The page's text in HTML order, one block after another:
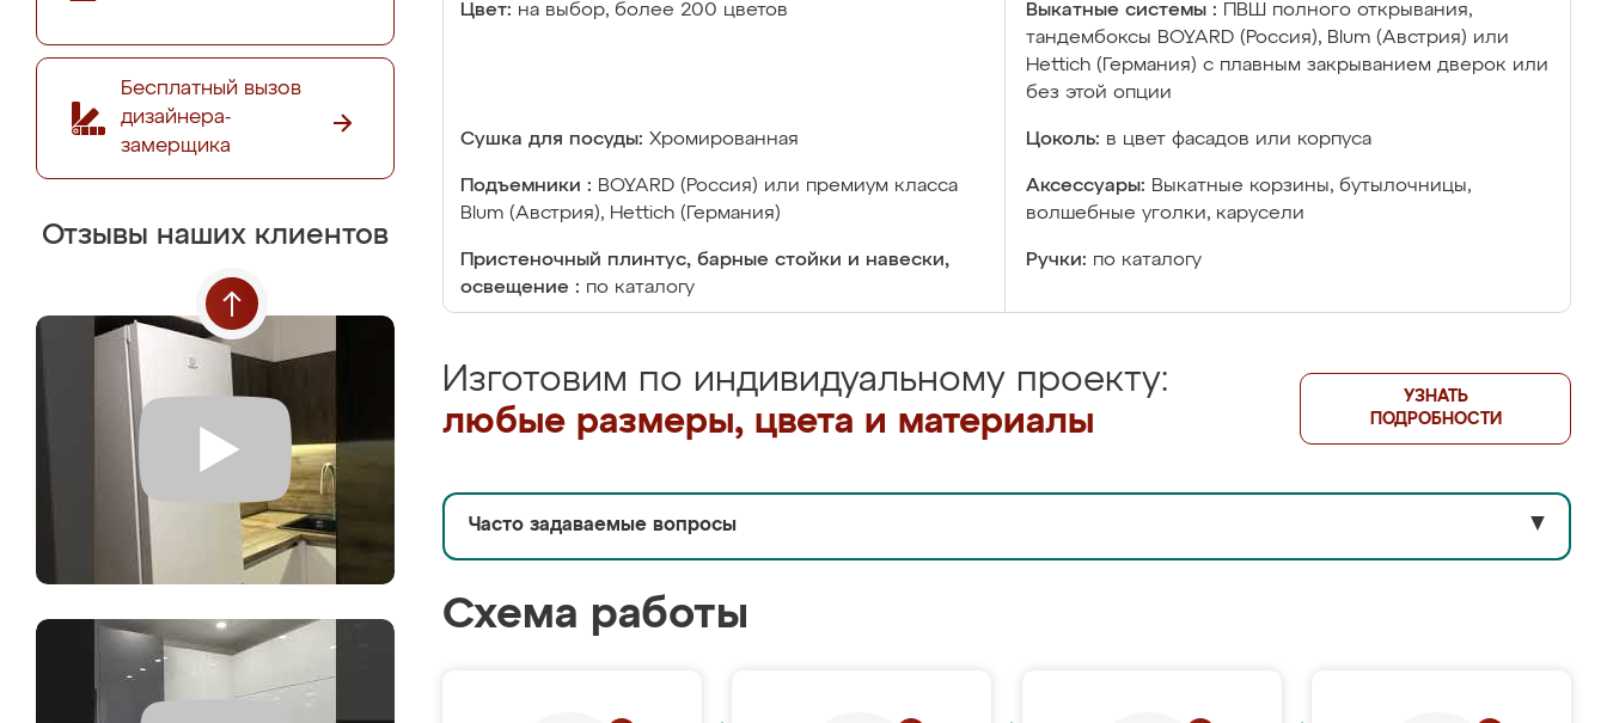
Бесплатный вызов
дизайнера-
замерщика
Отзывы наших клиентов
Цвет: на выбор, более 200 цветов Выкатные системы :
ПВШ полного открывания,
тандембоксы BOYARD (Россия), Blum (Австрия) или
Hettich (Германия) с плавным закрыванием дверок или
без этой опции
Сушка для посуды: Хромированная Цоколь: в цвет фасадов или корпуса
Подъемники : BOYARD (Россия) или премиум класса
Blum (Австрия), Hettich (Германия)
Аксессуары: Выкатные корзины, бутылочницы,
волшебные уголки, карусели
Пристеночный плинтус, барные стойки и навески,
освещение : по каталогу
Ручки: по каталогу
Изготовим по индивидуальному проекту:
любые размеры, цвета и материалы
УЗНАТЬ
ПОДРОБНОСТИ
Часто задаваемые вопросы ▼
Схема работы